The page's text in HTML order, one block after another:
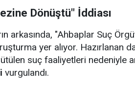
Dönüştü" İddiası
arkasında, "Ahbaplar Suç
yer alıyor. Hazırlanan
suç faaliyetleri nedeniyle
vurgulandı.